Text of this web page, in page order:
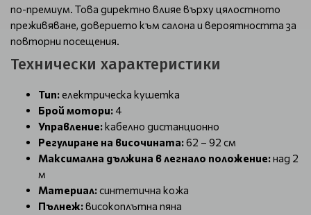
по-премиум. Това директно влияе върху цялостното
преживяване, доверието към салона и вероятността за
повторни посещения.
Технически характеристики
Тип:електрическа кушетка
Брой мотори:4
Управление:кабелно дистанционно
Регулиране на височината:62 – 92 см
Максимална дължина в легнало положение:над 2
м
Материал:синтетична кожа
Пълнеж:високоплътна пяна